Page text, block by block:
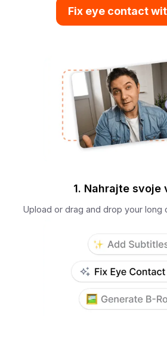
Fix eye contact
1. Nahrajte svoje
Upload or drag and drop your long